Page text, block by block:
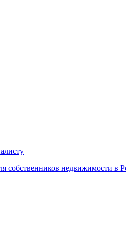
собственников недвижимости в